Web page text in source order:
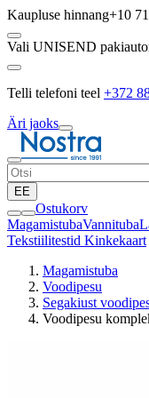
Kaupluse hinnang+10
Vali UNISEND
Telli telefoni teel +372
Äri jaoks
EE
Ostukorv
MagamistubaVannituba
Tekstiilitestid Kinkekaart
Magamistuba
Voodipesu
Segakiust
Voodipesu